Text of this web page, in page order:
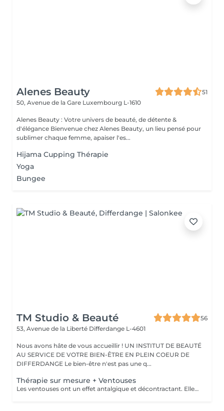
Alenes Beauty
51
50, Avenue de la Gare Luxembourg L-1610
Alenes Beauty : Votre univers de beauté, de détente &
d'élégance Bienvenue chez Alenes Beauty, un lieu pensé pour
sublimer chaque femme, apaiser l'es...
Hijama Cupping Thérapie
Yoga
Bungee
TM Studio & Beauté
56
53, Avenue de la Liberté Differdange L-4601
Nous avons hâte de vous accueillir ! UN INSTITUT DE BEAUTÉ
AU SERVICE DE VOTRE BIEN-ÊTRE EN PLEIN COEUR DE
DIFFERDANGE Le bien-être n'est pas une q...
Thérapie sur mesure + Ventouses
Les ventouses ont un effet antalgique et décontractant. Elles sont recommandées pour soigner différentes lésions musculaires et articulaires : entorses bénignes, contractures, élongations, crampes, lombalgies, tendinites. Les traitement par ventouses sont combinés avec des massages local avec technique isolées et massage relaxant.